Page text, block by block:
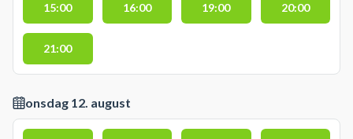
15:00 16:00 19:00 20:00
21:00
onsdag 12. august